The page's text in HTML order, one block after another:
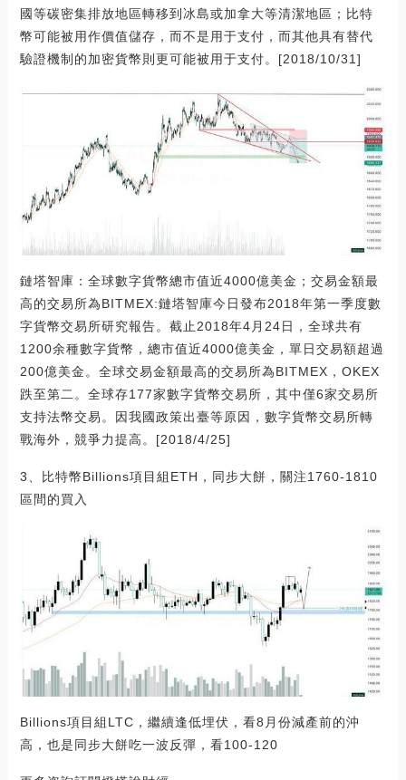
國等碳密集排放地區轉移到冰島或加拿大等清潔地區；比特
幣可能被用作價值儲存，而不是用于支付，而其他具有替代
驗證機制的加密貨幣則更可能被用于支付。[2018/10/31]
鏈塔智庫：全球數字貨幣總市值近4000億美金；交易金額最
高的交易所為BITMEX:鏈塔智庫今日發布2018年第一季度數
字貨幣交易所研究報告。截止2018年4月24日，全球共有
1200余種數字貨幣，總市值近4000億美金，單日交易額超過
200億美金。全球交易金額最高的交易所為BITMEX，OKEX
跌至第二。全球存177家數字貨幣交易所，其中僅6家交易所
支持法幣交易。因我國政策出臺等原因，數字貨幣交易所轉
戰海外，競爭力提高。[2018/4/25]
3、比特幣Billions項目組ETH，同步大餅，關注1760-1810
區間的買入
Billions項目組LTC，繼續逢低埋伏，看8月份減產前的沖
高，也是同步大餅吃一波反彈，看100-120